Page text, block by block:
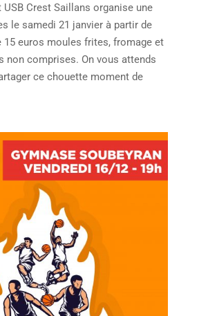
USB Crest Saillans organise une
le samedi 21 janvier à partir de
15 euros moules frites, fromage et
non comprises. On vous attends
ce chouette moment de